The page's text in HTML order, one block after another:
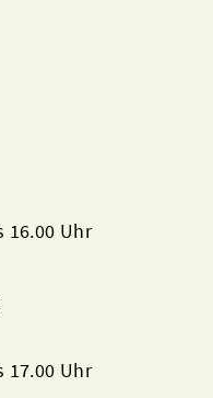
16.00 Uhr
17.00 Uhr